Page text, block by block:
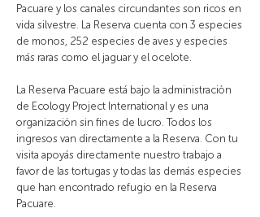
Pacuare y los canales circundantes son ricos en
vida silvestre. La Reserva cuenta con 3 especies
de monos, 252 especies de aves y especies
más raras como el jaguar y el ocelote.
La Reserva Pacuare está bajo la administración
de Ecology Project International y es una
organización sin fines de lucro. Todos los
ingresos van directamente a la Reserva. Con tu
visita apoyás directamente nuestro trabajo a
favor de las tortugas y todas las demás especies
que han encontrado refugio en la Reserva
Pacuare.